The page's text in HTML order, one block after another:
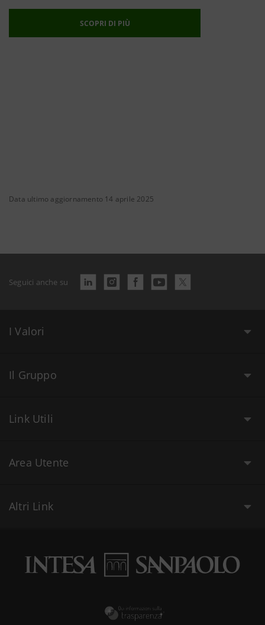
SCOPRI DI PIÙ
Data ultimo aggiornamento 14 aprile 2025
Seguici anche su
I Valori
Il Gruppo
Link Utili
Area Utente
Altri Link